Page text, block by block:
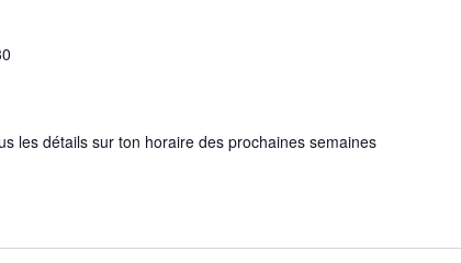
les détails sur ton horaire des prochaines semaines